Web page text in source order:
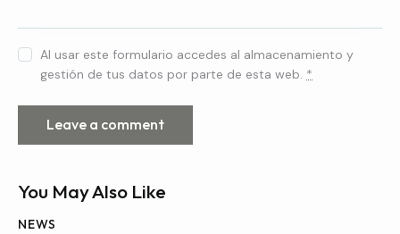
Al usar este formulario accedes al almacenamiento y
gestión de tus datos por parte de esta web. *
You May Also Like
NEWS